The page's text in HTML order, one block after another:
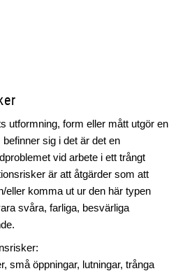
utformning, form eller mått utgör en
sig i det är det en
vid arbete i ett trångt
är att åtgärder som att
eller komma ut ur den här typen
svåra, farliga, besvärliga
små öppningar, lutningar, trånga